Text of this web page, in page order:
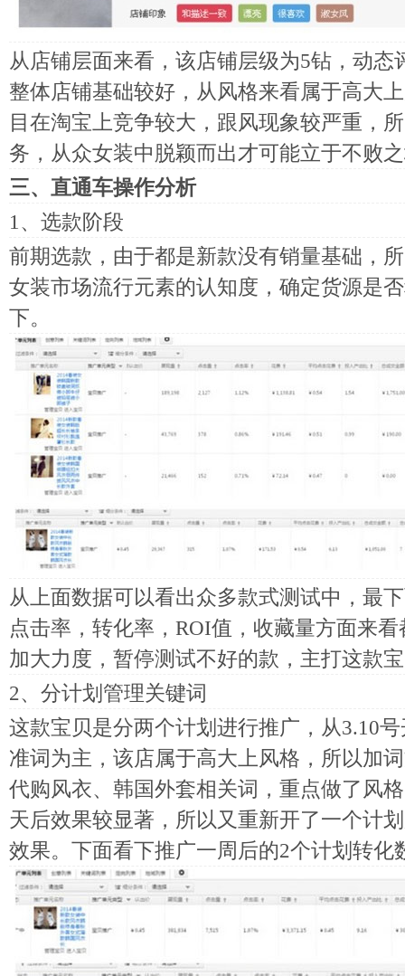
从店铺层面来看，该店铺层级为5钻，动
整体店铺基础较好，从风格来看属于高大
目在淘宝上竞争较大，跟风现象较严重，
务，从众女装中脱颖而出才可能立于不败
三、直通车操作分析
1、选款阶段
前期选款，由于都是新款没有销量基础，
女装市场流行元素的认知度，确定货源是
下。
从上面数据可以看出众多款式测试中，最
点击率，转化率，ROI值，收藏量方面来
加大力度，暂停测试不好的款，主打这款
2、分计划管理关键词
这款宝贝是分两个计划进行推广，从3.10
准词为主，该店属于高大上风格，所以加
代购风衣、韩国外套相关词，重点做了风
天后效果较显著，所以又重新开了一个计
效果。下面看下推广一周后的2个计划转化